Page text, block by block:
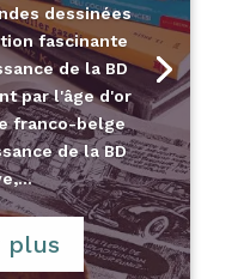
dessinées
fascinante
de la BD
par l'âge d'or
franco-belge
de la BD
plus